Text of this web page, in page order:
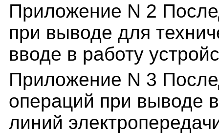
Приложение N 2
при выводе для
вводе в работу
Приложение N 3
операций при выводе
линий